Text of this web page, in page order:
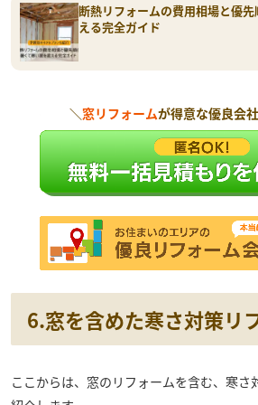
断熱リフォームの費用相場と優
える完全ガイド
＼窓リフォームが得意な優良会
6.窓を含めた寒さ対策リ
ここからは、窓のリフォームを含む、寒さ